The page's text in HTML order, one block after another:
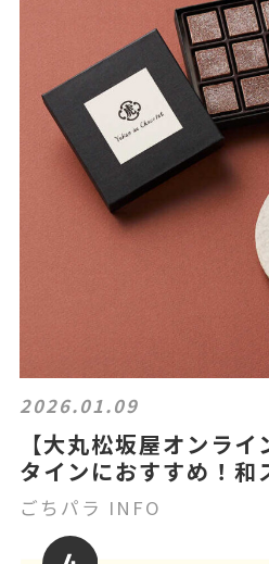
2026.01.09
【大丸松坂屋オンラ
タインにおすすめ！和
ごちパラ INFO